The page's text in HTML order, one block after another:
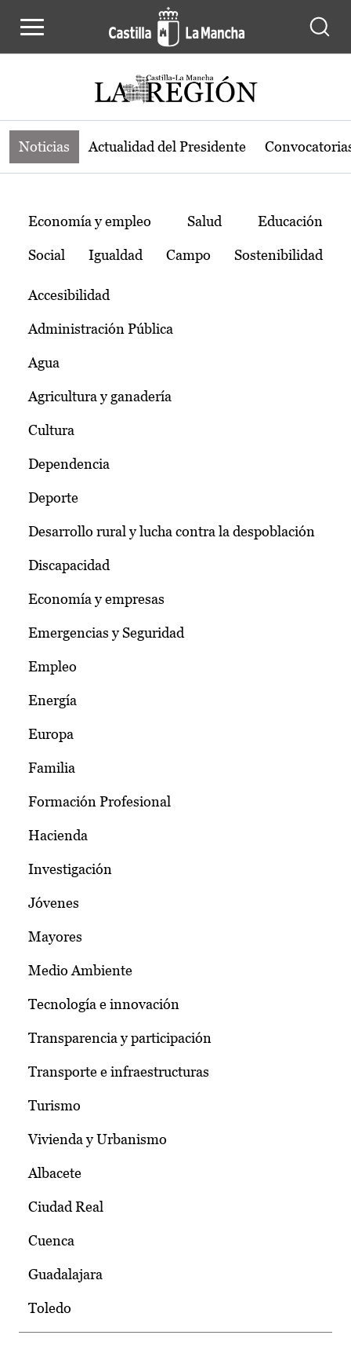
Noticias de la región de Castilla-La
Noticias Actualidad del Presidente
Temas
Economía y empleo Salud Educación
Social Igualdad Campo Sostenibilidad
Accesibilidad
Administración Pública
Agua
Agricultura y ganadería
Cultura
Dependencia
Deporte
Desarrollo rural y lucha contra la despoblación
Discapacidad
Economía y empresas
Emergencias y Seguridad
Empleo
Energía
Europa
Familia
Formación Profesional
Hacienda
Investigación
Jóvenes
Mayores
Medio Ambiente
Tecnología e innovación
Transparencia y participación
Transporte e infraestructuras
Turismo
Vivienda y Urbanismo
Albacete
Ciudad Real
Cuenca
Guadalajara
Toledo